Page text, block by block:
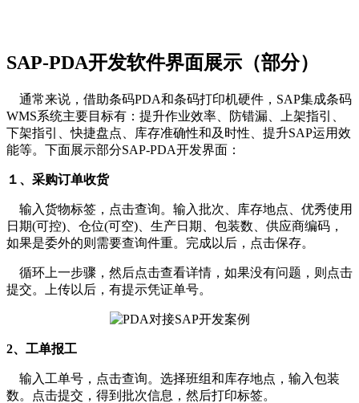
SAP-PDA开发软件界面展示（部分）
通常来说，借助条码PDA和条码打印机硬件，SAP集成条码
WMS系统主要目标有：提升作业效率、防错漏、上架指引、
下架指引、快捷盘点、库存准确性和及时性、提升SAP运用效
能等。下面展示部分SAP-PDA开发界面：
１、采购订单收货
输入货物标签，点击查询。输入批次、库存地点、优秀使用
日期(可控)、仓位(可空)、生产日期、包装数、供应商编码，
如果是委外的则需要查询件重。完成以后，点击保存。
循环上一步骤，然后点击查看详情，如果没有问题，则点击
提交。上传以后，有提示凭证单号。
2、工单报工
输入工单号，点击查询。选择班组和库存地点，输入包装
数。点击提交，得到批次信息，然后打印标签。